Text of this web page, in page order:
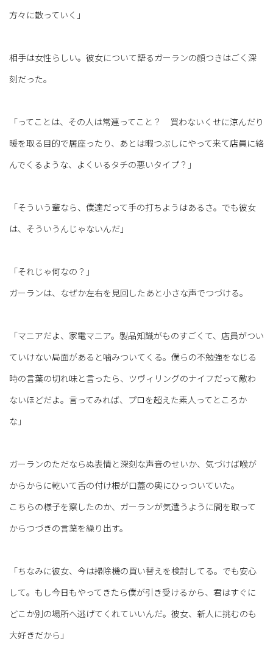
方々に散っていく」
相手は女性らしい。彼女について語るガーランの顔つきはごく深
刻だった。
「ってことは、その人は常連ってこと？ 買わないくせに涼んだり
暖を取る目的で居座ったり、あとは暇つぶしにやって来て店員に絡
んでくるような、よくいるタチの悪いタイプ？」
「そういう輩なら、僕達だって手の打ちようはあるさ。でも彼女
は、そういうんじゃないんだ」
「それじゃ何なの？」
ガーランは、なぜか左右を見回したあと小さな声でつづける。
「マニアだよ、家電マニア。製品知識がものすごくて、店員がつい
ていけない局面があると噛みついてくる。僕らの不勉強をなじる
時の言葉の切れ味と言ったら、ツヴィリングのナイフだって敵わ
ないほどだよ。言ってみれば、プロを超えた素人ってところか
な」
ガーランのただならぬ表情と深刻な声音のせいか、気づけば喉が
からからに乾いて舌の付け根が口蓋の奥にひっついていた。
こちらの様子を察したのか、ガーランが気遣うように間を取って
からつづきの言葉を繰り出す。
「ちなみに彼女、今は掃除機の買い替えを検討してる。でも安心
して。もし今日もやってきたら僕が引き受けるから、君はすぐに
どこか別の場所へ逃げてくれていいんだ。彼女、新人に挑むのも
大好きだから」